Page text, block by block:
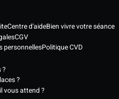
Centre d'aideBien vivre votre séance
CGV
personnellesPolitique CVD
?
?
vous attend ?